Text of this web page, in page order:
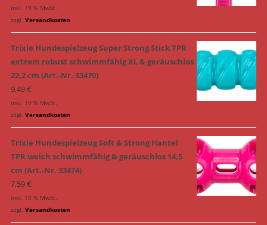
inkl. 19 % MwSt.
zzgl. Versandkosten
Trixie Hundespielzeug Super Strong Stick TPR
extrem robust schwimmfähig XL & geräuschlos
22,2 cm (Art.-Nr. 33470)
9,49€
inkl. 19 % MwSt.
zzgl. Versandkosten
Trixie Hundespielzeug Soft & Strong Hantel
TPR weich schwimmfähig & geräuschlos 14,5
cm (Art.-Nr. 33474)
7,59€
inkl. 19 % MwSt.
zzgl. Versandkosten